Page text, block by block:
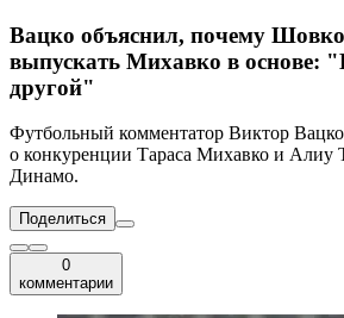
Вацко объяснил, почему
выпускать Михавко в основе:
другой"
Футбольный комментатор Виктор
о конкуренции Тараса Михавко и Алиу
Динамо.
Поделиться
0
комментарии